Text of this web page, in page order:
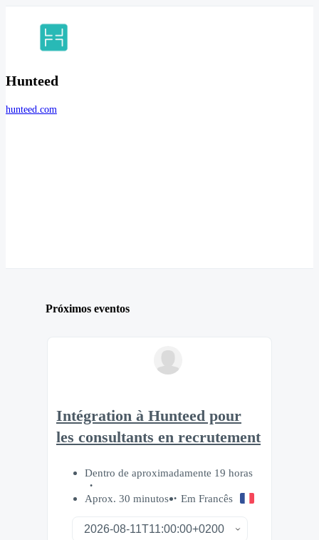
Hunteed
hunteed.com
Próximos eventos
Intégration à Hunteed pour
les consultants en recrutement
Dentro de aproximadamente 19 horas
Aprox. 30 minutos Em Francês